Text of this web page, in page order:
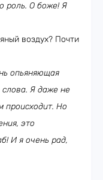
роль. О боже! Я
воздух? Почти
опьяняющая
Я даже не
происходит. Но
это
И я очень рад,